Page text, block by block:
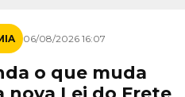
06/08/2026 16:07
o que muda